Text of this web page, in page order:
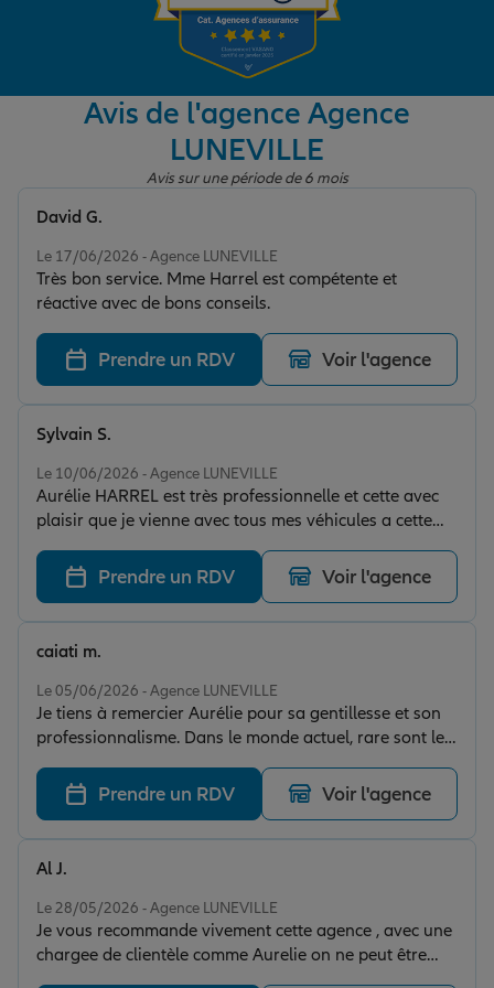
Garantie des accidents de la vie
Assurance scolaire
Retraite
Tous nos devis d'assurance
Avis de l'agence Agence
LUNEVILLE
Avis sur une période de 6 mois
Le 17/06/2026 - Agence LUNEVILLE
Très bon service. Mme Harrel est compétente et
réactive avec de bons conseils.
David G.
Prendre un RDV Voir l'agence
Le 10/06/2026 - Agence LUNEVILLE
Aurélie HARREL est très professionnelle et cette avec
plaisir que je vienne avec tous mes véhicules a cette
agence.
Sylvain S.
Prendre un RDV Voir l'agence
Le 05/06/2026 - Agence LUNEVILLE
Je tiens à remercier Aurélie pour sa gentillesse et son
professionnalisme. Dans le monde actuel, rare sont les
personnes aussi disponibles et à l'écoute. Je
recommande cette assurance.
caiati m.
Prendre un RDV Voir l'agence
Le 28/05/2026 - Agence LUNEVILLE
Je vous recommande vivement cette agence , avec une
chargee de clientèle comme Aurelie on ne peut être
que satisfait . MR EPIK Erol Cordialement
Al J.